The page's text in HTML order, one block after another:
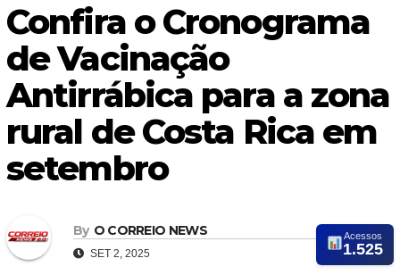
Confira o Cronograma
de Vacinação
Antirrábica para a zona
rural de Costa Rica em
setembro
By O CORREIO NEWS
SET 2, 2025
Acessos
1.525